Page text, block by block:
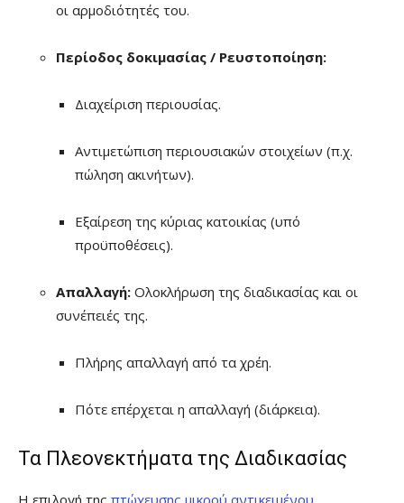
οι αρμοδιότητές του.
Περίοδος δοκιμασίας / Ρευστοποίηση:
Διαχείριση περιουσίας.
Αντιμετώπιση περιουσιακών στοιχείων (π.χ.
πώληση ακινήτων).
Εξαίρεση της κύριας κατοικίας (υπό
προϋποθέσεις).
Απαλλαγή: Ολοκλήρωση της διαδικασίας και οι
συνέπειές της.
Πλήρης απαλλαγή από τα χρέη.
Πότε επέρχεται η απαλλαγή (διάρκεια).
Τα Πλεονεκτήματα της Διαδικασίας
Η επιλογή της πτώχευσης μικρού αντικειμένου